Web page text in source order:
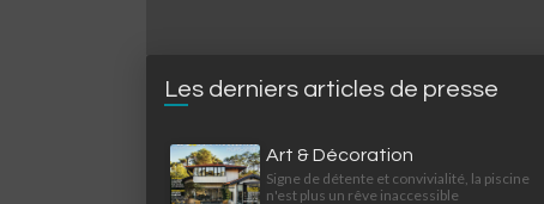
Les derniers articles de presse
Art & Décoration
Signe de détente et convivialité, la piscine
n'est plus un rêve inaccessible